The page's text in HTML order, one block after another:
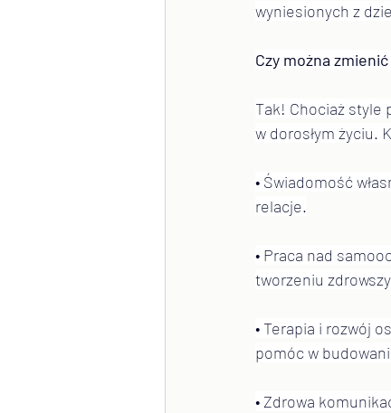
wyniesionych z
Czy można
Tak! Chociaż style
w dorosłym życiu.
• Świadomość
relacje.
• Praca nad
tworzeniu
• Terapia i rozwój
pomóc w
• Zdrowa